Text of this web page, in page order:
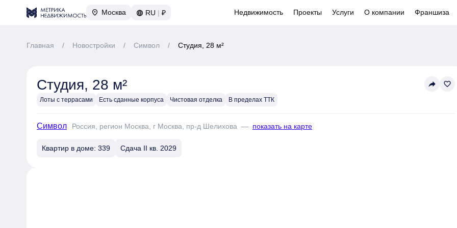
Москва RU | ₽ Недвижимость Проекты Услуги О компании Франшиза
Главная / Новостройки / Символ / Студия, 28 м²
Студия, 28 м²
Лоты с террасами Есть сданные корпуса Чистовая отделка В пределах ТТК
reply favorite_border
Символ Россия, регион Москва, г Москва, пр-д Шелихова — показать на карте
Квартир в доме: 339 Сдача II кв. 2029